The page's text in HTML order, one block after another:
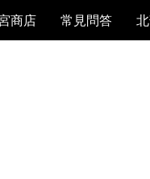
商店 常見問答